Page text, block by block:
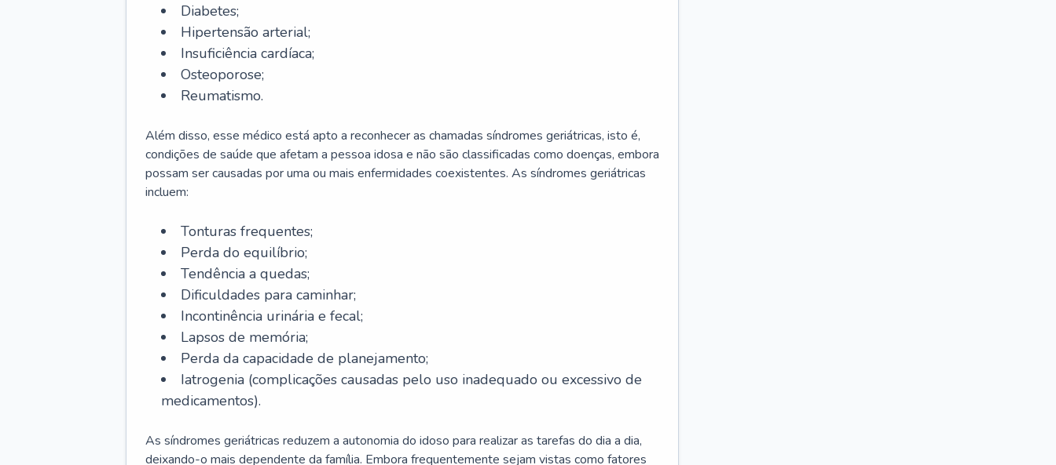
Diabetes;
Hipertensão arterial;
Insuficiência cardíaca;
Osteoporose;
Reumatismo.
Além disso, esse médico está apto a reconhecer as chamadas síndromes geriátricas, isto é,
condições de saúde que afetam a pessoa idosa e não são classificadas como doenças, embora
possam ser causadas por uma ou mais enfermidades coexistentes. As síndromes geriátricas
incluem:
Tonturas frequentes;
Perda do equilíbrio;
Tendência a quedas;
Dificuldades para caminhar;
Incontinência urinária e fecal;
Lapsos de memória;
Perda da capacidade de planejamento;
Iatrogenia (complicações causadas pelo uso inadequado ou excessivo de
medicamentos).
As síndromes geriátricas reduzem a autonomia do idoso para realizar as tarefas do dia a dia,
deixando-o mais dependente da família. Embora frequentemente sejam vistas como fatores